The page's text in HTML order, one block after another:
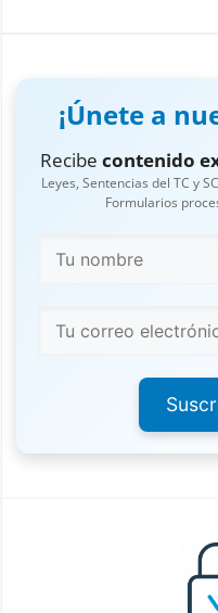
¡Únete a
Recibecontenido
Leyes, Sentencias del TC y
Formularios